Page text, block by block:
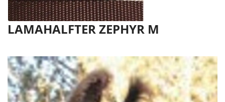
LAMAHALFTER ZEPHYR M